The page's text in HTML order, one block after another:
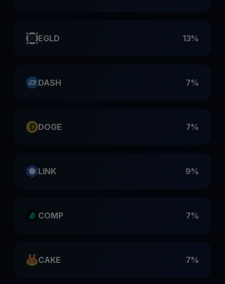
EGLD 13%
DASH 7%
DOGE 7%
LINK 9%
COMP 7%
CAKE 7%